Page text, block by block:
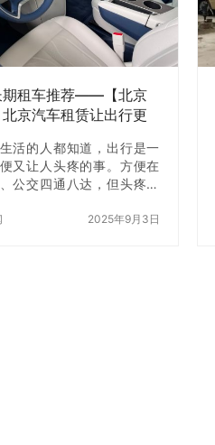
本节约。有些小型企业在
公司的车时，会收取更高
，这样，小型公司的租车
时会高于大公司。 二、
期租车推荐——【北京
京汽车租赁让出行更
活的人都知道，出行是一
又让人头疼的事。方便在
公交四通八达，但头疼的
用车等长期需求，公共交
2025年9月3日